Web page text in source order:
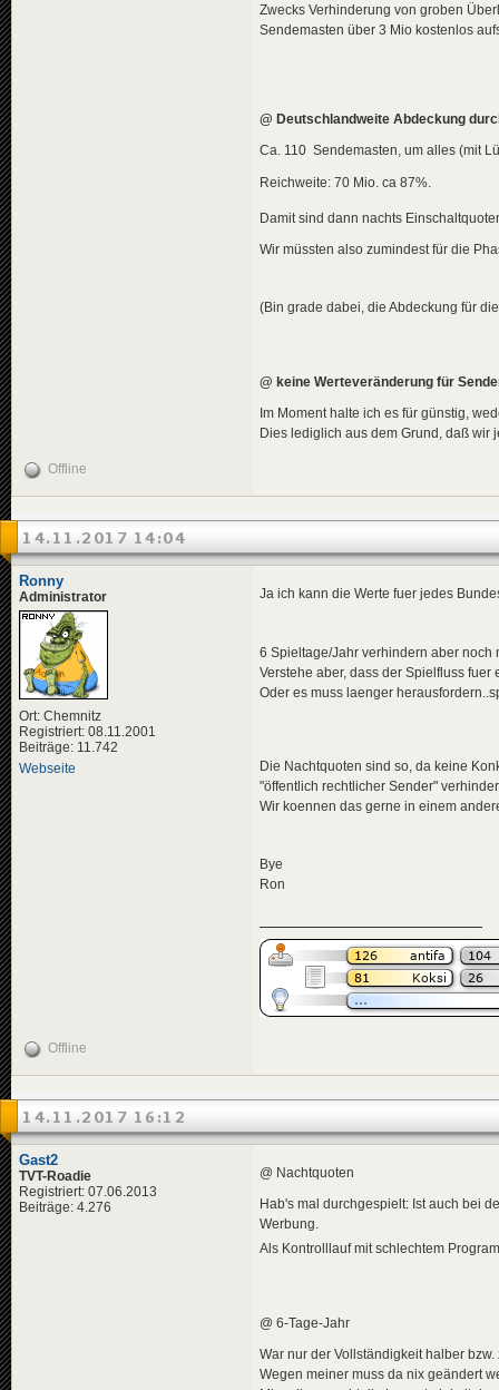
Zwecks Verhinderung von groben
Sendemasten über 3 Mio kostenlos
@ Deutschlandweite Abdeckung
Ca. 110 Sendemasten, um alles (mit
Reichweite: 70 Mio. ca 87%.
Damit sind dann nachts
Wir müssten also zumindest für die
(Bin grade dabei, die Abdeckung für
@ keine Werteveränderung für
Im Moment halte ich es für günstig,
Dies lediglich aus dem Grund, daß wir
Offline
14.11.2017 14:04
Ronny
Administrator
Ort: Chemnitz
Registriert: 08.11.2001
Beiträge: 11.742
Webseite
Ja ich kann die Werte fuer jedes
6 Spieltage/Jahr verhindern aber
Verstehe aber, dass der Spielfluss
Oder es muss laenger
Die Nachtquoten sind so, da keine
"öffentlich rechtlicher Sender"
Wir koennen das gerne in einem
Bye
Ron
Offline
14.11.2017 16:12
Gast2
TVT-Roadie
Registriert: 07.06.2013
Beiträge: 4.276
@ Nachtquoten
Hab's mal durchgespielt: Ist auch bei
Werbung.
Als Kontrolllauf mit schlechtem
@ 6-Tage-Jahr
War nur der Vollständigkeit halber bzw.
Wegen meiner muss da nix geändert